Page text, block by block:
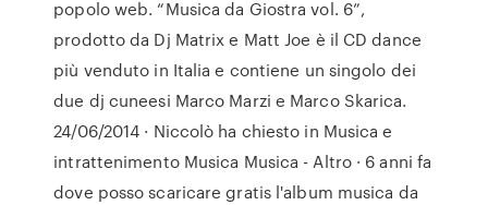
popolo web. “Musica da Giostra vol. 6”,
prodotto da Dj Matrix e Matt Joe è il CD dance
più venduto in Italia e contiene un singolo dei
due dj cuneesi Marco Marzi e Marco Skarica.
24/06/2014 · Niccolò ha chiesto in Musica e
intrattenimento Musica Musica - Altro · 6 anni fa
dove posso scaricare gratis l'album musica da